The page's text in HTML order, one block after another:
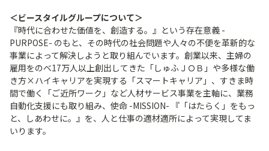
＜ビースタイルグループについて＞
『時代に合わせた価値を、創造する。』という存在意義 -
PURPOSE- のもと、その時代の社会問題や人々の不便を革新的な
事業によって解決しようと取り組んでいます。創業以来、主婦の
雇用をのべ17万人以上創出してきた「しゅふＪＯＢ」や多様な働
き方×ハイキャリアを実現する「スマートキャリア」、すきま時
間で働く「ご近所ワーク」など人材サービス事業を主軸に、業務
自動化支援にも取り組み、使命 -MISSION- 『「はたらく」をもっ
と、しあわせに。』を、人と仕事の適材適所によって実現してま
いります。